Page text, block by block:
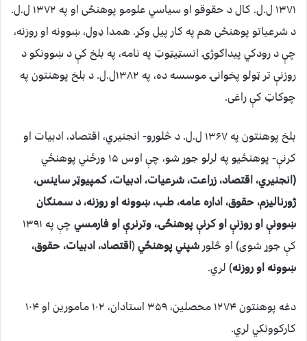
۱۳۷۱ ل.ل. کال د حقوقو او سياسي علومو پوهنځی او په ۱۳۷۲ ل.ل.
د شرعياتو پوهنځی هم په کار پيل وکړ. همدا ډول، ښوونه او روزنه،
چې د رودکي پيداګوژۍ انسټيټوټ په نامه، په بلخ کې د ښوونکو د
روزنې تر ټولو پخوانۍ موسسه ده، په ۱۳۸۲ل.ل. د بلخ پوهنتون په
چوکاټ کې راغی.
بلخ پوهنتون په ۱۳۶۷ ل.ل. د څلورو- انجنيري، اقتصاد، ادبيات او
کرنې- پوهنځيو په لرلو جوړ شو، چې اوس ۱۵ ورځني پوهنځي
(انجنيري، اقتصاد، زراعت، شرعيات، ادبيات، کمپيوټر ساينس،
ژورناليزم، حقوق، اداره عامه، طب، ښوونه او روزنه، د سمنګان
ښوونې او روزنې او کرنې پوهنځۍ، وترنرې او فارمسي
چې په ۱۳۹۱
کې جوړ شوی) او څلورشپني پوهنځي(اقتصاد، ادبيات، حقوق،
ښوونه او روزنه) لري.
دغه پوهنتون ۱۲۷۴ محصلين، ۳۵۹ استادان، ۱۰۲ مامورين او ۱۰۴
کارکوونکي لري.